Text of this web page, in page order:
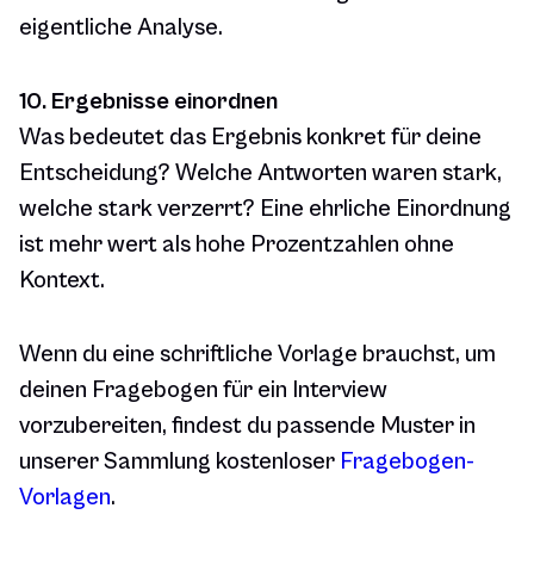
eigentliche Analyse.
10. Ergebnisse einordnen
Was bedeutet das Ergebnis konkret für deine
Entscheidung? Welche Antworten waren stark,
welche stark verzerrt? Eine ehrliche Einordnung
ist mehr wert als hohe Prozentzahlen ohne
Kontext.
Wenn du eine schriftliche Vorlage brauchst, um
deinen Fragebogen für ein Interview
vorzubereiten, findest du passende Muster in
unserer Sammlung kostenloser Fragebogen-
Vorlagen.